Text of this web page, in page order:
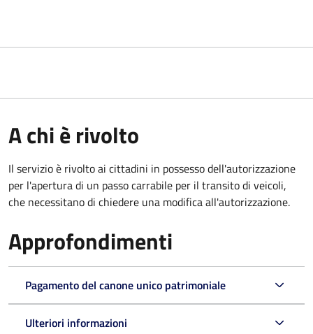
A chi è rivolto
Il servizio è rivolto ai cittadini in possesso dell'autorizzazione
per l'apertura di un passo carrabile per il transito di veicoli,
che necessitano di chiedere una modifica all'autorizzazione.
Approfondimenti
Pagamento del canone unico patrimoniale
Ulteriori informazioni